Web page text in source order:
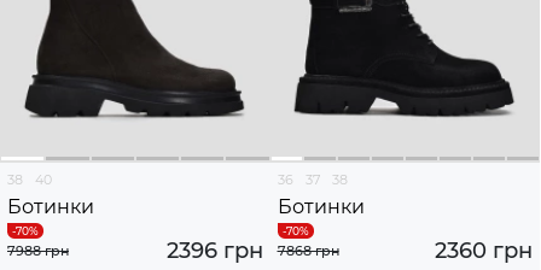
38 40
Ботинки
2396 грн
7988 грн
36 37 38
Ботинки
2360 грн
7868 грн